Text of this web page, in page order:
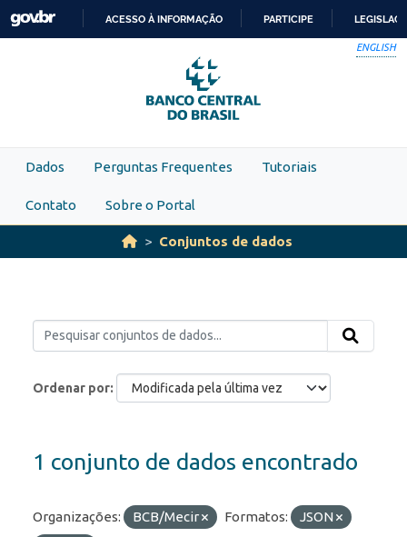
Skip to main content
PARA
O
CONTEÚDO
ACESSO À INFORMAÇÃO PARTICIPE
ENGLISH
Dados Perguntas Frequentes Tutoriais
Contato Sobre o Portal
Conjuntos de dados
Ordenar por
1 conjunto de dados encontrado
Organizações: BCB/Mecir Formatos:
JSON